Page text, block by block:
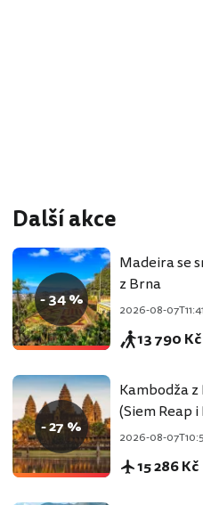
Další akce
- 34 %
Madeira se
z Brna
2026-08-
13 790 Kč
- 27 %
Kambodža
(Siem Reap
2026-08-
15 286 Kč